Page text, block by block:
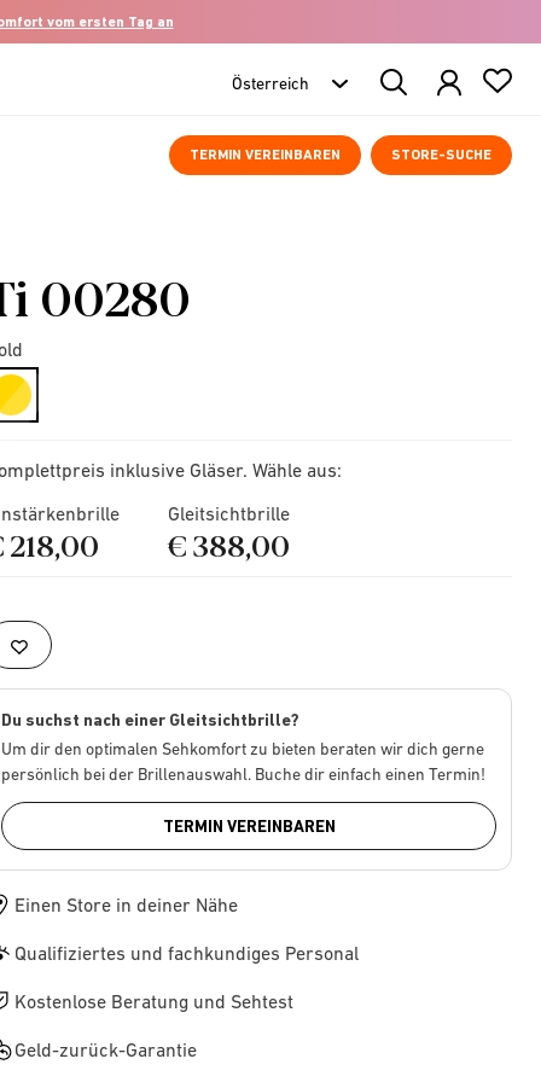
vom ersten Tag an
Search
Products
TERMIN VEREINBAREN STORE-SUCHE
00280
selected
inklusive Gläser. Wähle aus:
218,00
Gleitsichtbrille
€ 388,00
Du suchst nach einer Gleitsichtbrille?
Um dir den optimalen Sehkomfort zu bieten beraten wir dich gerne
persönlich bei der Brillenauswahl. Buche dir einfach einen Termin!
TERMIN VEREINBAREN
Einen Store in deiner Nähe
Qualifiziertes und fachkundiges Personal
Kostenlose Beratung und Sehtest
Geld-zurück-Garantie